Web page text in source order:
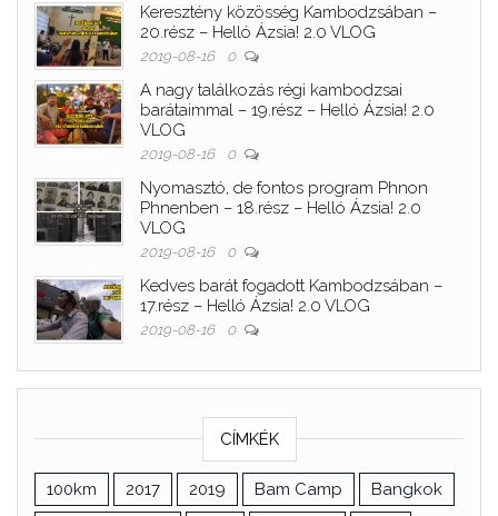
Keresztény közösség Kambodzsában –
20.rész – Helló Ázsia! 2.0 VLOG
2019-08-16 0
A nagy találkozás régi kambodzsai
barátaimmal – 19.rész – Helló Ázsia! 2.0
VLOG
2019-08-16 0
Nyomasztó, de fontos program Phnon
Phnenben – 18.rész – Helló Ázsia! 2.0
VLOG
2019-08-16 0
Kedves barát fogadott Kambodzsában –
17.rész – Helló Ázsia! 2.0 VLOG
2019-08-16 0
CÍMKÉK
100km 2017 2019 Bam Camp
Bangkok